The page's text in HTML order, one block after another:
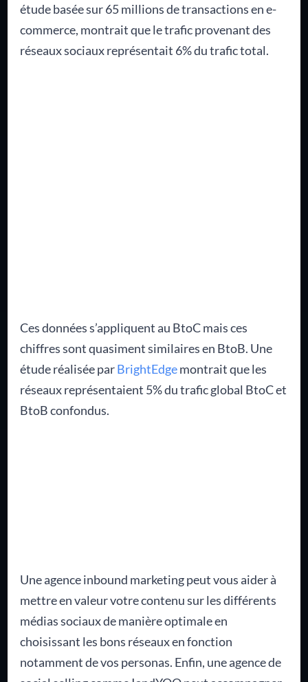
étude basée sur 65 millions de transactions en e-
commerce, montrait que le trafic provenant des
réseaux sociaux représentait 6% du trafic total.
Ces données s’appliquent au BtoC mais ces
chiffres sont quasiment similaires en BtoB. Une
étude réalisée parBrightEdgemontrait que les
réseaux représentaient 5% du trafic global BtoC et
BtoB confondus.
Une agence inbound marketing peut vous aider à
mettre en valeur votre contenu sur les différents
médias sociaux de manière optimale en
choisissant les bons réseaux en fonction
notamment de vos personas. Enfin, une agence de